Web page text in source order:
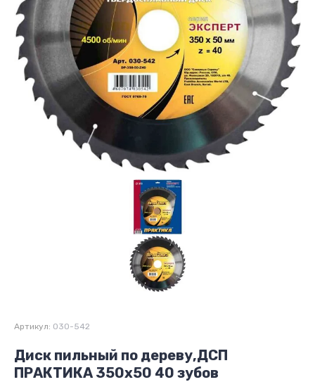
Артикул: 030-542
Диск пильный по дереву,ДСП
ПРАКТИКА 350х50 40 зубов